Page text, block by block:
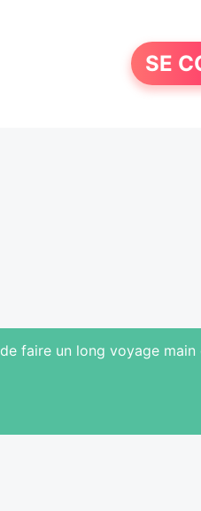
SE
faire un long voyage main